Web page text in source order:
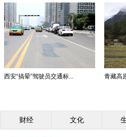
西安“搞晕”驾驶员交通标... 青藏高
财经 文化